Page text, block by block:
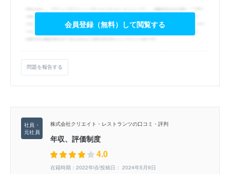
会員登録（無料）して閲覧する
問題を報告する
株式会社クリエイト・レストランツの口コミ・評判
年収、評価制度
4.0
在籍時期：2022年頃/投稿日： 2024年5月9日